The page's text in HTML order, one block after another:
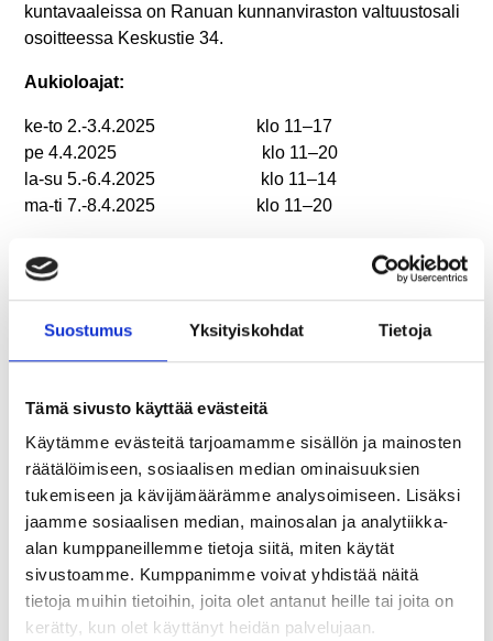
Suostumus Yksityiskohdat Tietoja
Tämä sivusto käyttää evästeitä
Käytämme evästeitä tarjoamamme sisällön ja mainosten
räätälöimiseen, sosiaalisen median ominaisuuksien
tukemiseen ja kävijämäärämme analysoimiseen. Lisäksi
jaamme sosiaalisen median, mainosalan ja analytiikka-
alan kumppaneillemme tietoja siitä, miten käytät
sivustoamme. Kumppanimme voivat yhdistää näitä
tietoja muihin tietoihin, joita olet antanut heille tai joita on
kerätty, kun olet käyttänyt heidän palvelujaan.
kuntavaaleissa on Ranuan kunnanviraston valtuustosali
osoitteessa Keskustie 34.
Aukioloajat:
ke-to 2.-3.4.2025 klo 11–17
pe 4.4.2025 klo 11–20
la-su 5.-6.4.2025 klo 11–14
ma-ti 7.-8.4.2025 klo 11–20
klo 9–20. Vaalipäivänä Ranualla äänestetään
kuntavaaleissa kunnanvaltuusto.
Aluevaaleissa on käytössä violetti äänestyslippu,
kuntavaaleissa valkoinen.
Lisätietoja kunta- ja aluevaaleista voit lukeatäältä.
Jaa artikkeli: